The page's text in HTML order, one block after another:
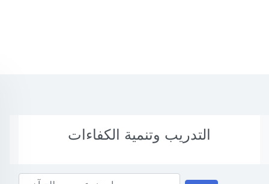
التدريب وتنمية الكفاءات